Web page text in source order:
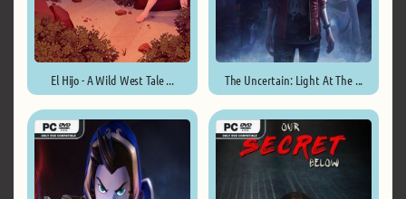
El Hijo - A Wild West Tale ... The Uncertain: Light At The ...